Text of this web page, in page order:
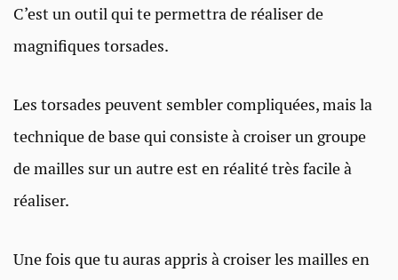
C’est un outil qui te permettra de réaliser de
magnifiques torsades.
Les torsades peuvent sembler compliquées, mais la
technique de base qui consiste à croiser un groupe
de mailles sur un autre est en réalité très facile à
réaliser.
Une fois que tu auras appris à croiser les mailles en